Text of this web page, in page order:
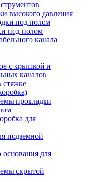
высокого давления
под полом
канала
с крышкой и
каналов
стяжке
прокладки
для
подземной
для
скрытой